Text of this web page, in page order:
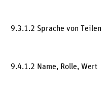
9.3.1.2 Sprache von Teilen
9.4.1.2 Name, Rolle, Wert